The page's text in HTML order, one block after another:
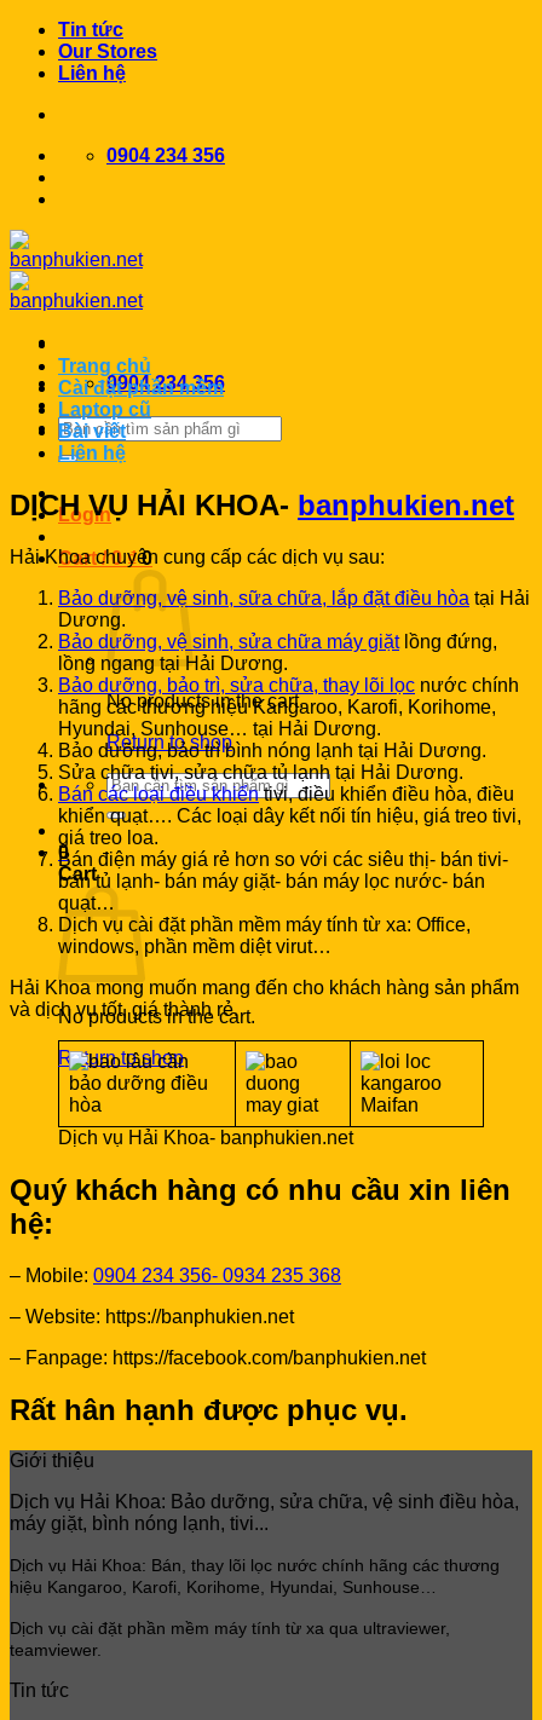
Chuyển
đến
Tin tức
Our Stores
Liên hệ
0904 234 356
0904 234 356
Search
for:
Login
Cart /0₫ 0
No products in the cart.
Return to shop
Search
for:
0
Cart
No products in the cart.
Return to shop
Trang chủ
Cài đặt phần mềm
Laptop cũ
Bài viết
Liên hệ
DỊCH VỤ HẢI KHOA- banphukien.net
Hải Khoa chuyên cung cấp các dịch vụ sau:
Bảo dưỡng, vệ sinh, sữa chữa, lắp đặt điều hòa tại Hải
Dương.
Bảo dưỡng, vệ sinh, sửa chữa máy giặtlồng đứng,
lồng ngang tại Hải Dương.
Bảo dưỡng, bảo trì, sửa chữa, thay lõi lọc nước chính
hãng các thương hiệu Kangaroo, Karofi, Korihome,
Hyundai, Sunhouse… tại Hải Dương.
Bảo dưỡng, bảo trì bình nóng lạnh tại Hải Dương.
Sửa chữa tivi, sửa chữa tủ lạnh tại Hải Dương.
Bán các loại điều khiểntivi, điều khiển điều hòa, điều
khiển quạt…. Các loại dây kết nối tín hiệu, giá treo tivi,
giá treo loa.
Bán điện máy giá rẻ hơn so với các siêu thị- bán tivi-
bán tủ lạnh- bán máy giặt- bán máy lọc nước- bán
quạt…
Dịch vụ cài đặt phần mềm máy tính từ xa: Office,
windows, phần mềm diệt virut…
Hải Khoa mong muốn mang đến cho khách hàng sản phẩm
và dịch vụ tốt, giá thành rẻ.
Dịch vụ Hải Khoa- banphukien.net
Quý khách hàng có nhu cầu xin liên
hệ:
– Mobile: 0904 234 356- 0934 235 368
– Website: https://banphukien.net
– Fanpage: https://facebook.com/banphukien.net
Rất hân hạnh được phục vụ.
Giới thiệu
Dịch vụ Hải Khoa: Bảo dưỡng, sửa chữa, vệ sinh điều hòa,
máy giặt, bình nóng lạnh, tivi...
Dịch vụ Hải Khoa: Bán, thay lõi lọc nước chính hãng các thương
hiệu Kangaroo, Karofi, Korihome, Hyundai, Sunhouse…
Dịch vụ cài đặt phần mềm máy tính từ xa qua ultraviewer,
teamviewer.
Tin tức